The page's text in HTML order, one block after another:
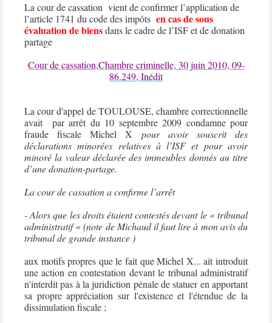
La cour de cassation vient de confirmer l’application de
l’article 1741 du code des impôts en cas de sous
évaluation de biensdans le cadre de l’ISF et de donation
partage
Cour de cassation,Chambre criminelle, 30 juin 2010, 09-
86.249, Inédit
La cour d'appel de TOULOUSE, chambre correctionnelle
avait
par arrêt du 10 septembre 2009 condamne pour
fraude fiscale Michel X pour avoir souscrit des
déclarations minorées relatives à l’ISF et pour avoir
minoré la valeur déclarée des immeubles donnés au titre
d’une donation-partage.
La cour de cassation a confirme l’arrêt
- Alors que les droits étaient contestés devant le « tribunal
administratif « (note de Michaud il faut lire à mon avis du
tribunal de grande instance )
aux motifs propres que le fait que Michel X... ait introduit
une action en contestation devant le tribunal administratif
n'interdit pas à la juridiction pénale de statuer en apportant
sa propre appréciation sur l'existence et l'étendue de la
dissimulation fiscale ;